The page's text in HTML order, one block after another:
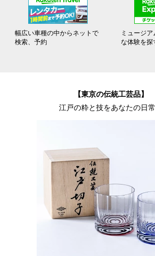
幅広い車種の中からネットで
検索、予約
ミュージ
な体験を探
【東京の伝統工芸品】
江戸の粋と技をあなたの日